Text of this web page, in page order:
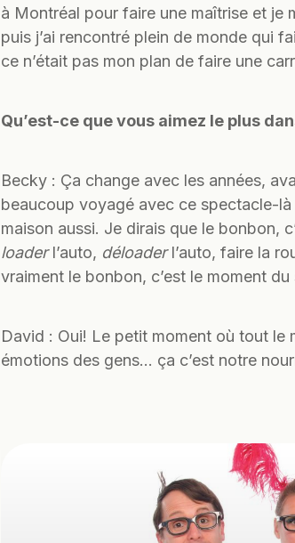
à Montréal pour faire une maîtrise et je
puis j’ai rencontré plein de monde qui
ce n’était pas mon plan de faire une
Qu’est-ce que vous aimez le plus
Becky : Ça change avec les années,
beaucoup voyagé avec ce spectacle-là
maison aussi. Je dirais que le bonbon,
loaderl’auto, déloaderl’auto, faire la
vraiment le bonbon, c’est le moment du
David : Oui! Le petit moment où tout le
émotions des gens… ça c’est notre